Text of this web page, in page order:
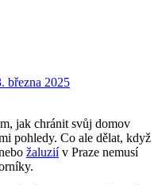
března 2025
jak chránit svůj domov
pohledy. Co ale dělat, když
žaluziív Praze nemusí